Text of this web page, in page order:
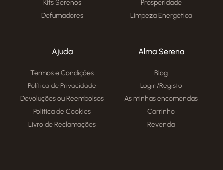
Kits Serenos
Defumadores
Prosperidade
Limpeza Energética
Ajuda
Termos e Condições
Política de Privacidade
Devoluções ou Reembolsos
Política de Cookies
Livro de Reclamações
Alma Serena
Blog
Login/Registo
As minhas encomendas
Carrinho
Revenda